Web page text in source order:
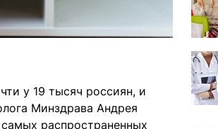
у 19 тысяч россиян, и
Минздрава Андрея
распространенных